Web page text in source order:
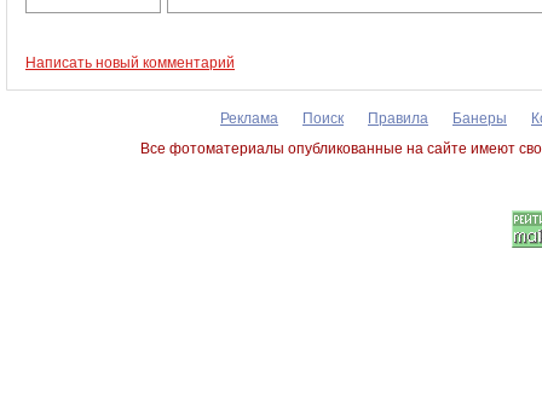
Написать новый комментарий
Реклама Поиск Правила Банеры
Все фотоматериалы опубликованные на сайте имеют